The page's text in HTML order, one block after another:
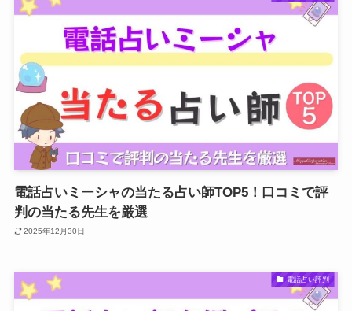
電話占いミーシャの当たる占い師TOP5！口コミで評
判の当たる先生を厳選
2025年12月30日
電話占い評判